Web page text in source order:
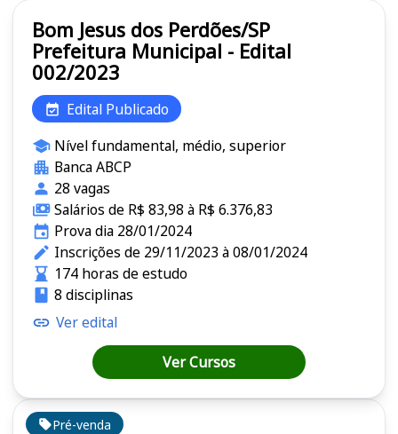
Pré-venda
Bom Jesus dos Perdões/SP
Prefeitura Municipal - Edital
002/2023
Edital Publicado
Nível fundamental, médio, superior
Banca ABCP
28 vagas
Salários de R$ 83,98 à R$ 6.376,83
Prova dia 28/01/2024
Inscrições de 29/11/2023 à 08/01/2024
174 horas de estudo
8 disciplinas
Ver edital
Ver Cursos